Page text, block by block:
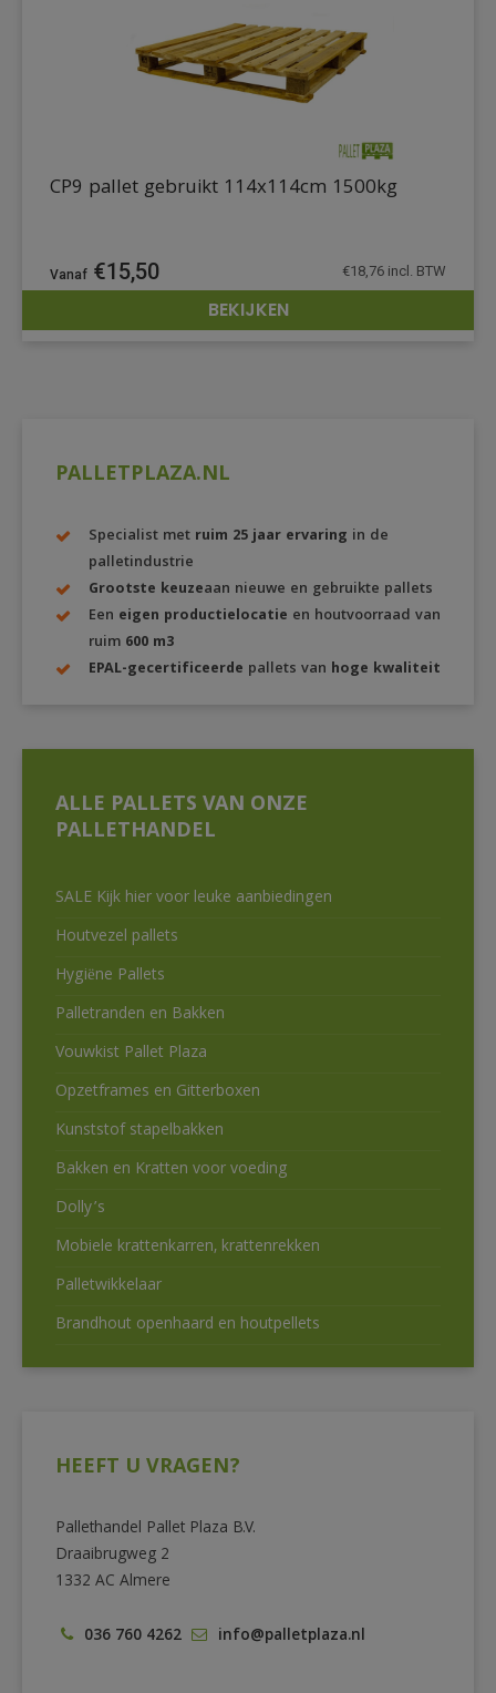
PALLETPLAZA.NL
Specialist met ruim 25 jaar ervaring in de
palletindustrie
Grootste keuzeaan nieuwe en gebruikte pallets
Een eigen productielocatie en houtvoorraad van
ruim 600 m3
EPAL-gecertificeerde pallets van hoge kwaliteit
ALLE PALLETS VAN ONZE
PALLETHANDEL
SALE Kijk hier voor leuke aanbiedingen
Houtvezel pallets
Hygiëne Pallets
Palletranden en Bakken
Vouwkist Pallet Plaza
Opzetframes en Gitterboxen
Kunststof stapelbakken
Bakken en Kratten voor voeding
Dolly’s
Mobiele krattenkarren, krattenrekken
Palletwikkelaar
Brandhout openhaard en houtpellets
HEEFT U VRAGEN?
Pallethandel Pallet Plaza B.V.
Draaibrugweg 2
1332 AC Almere
036 760 4262 info@palletplaza.nl
DETAILS
CP9 pallet gebruikt 114x114cm 1500kg
€15,50 €18,76 incl. BTW
BEKIJKEN